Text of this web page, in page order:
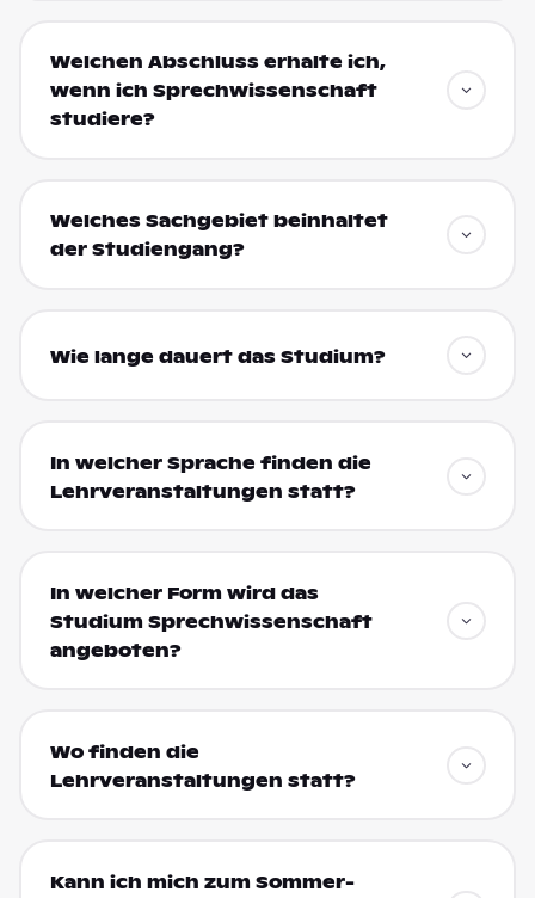
Welchen Abschluss erhalte ich,
wenn ich Sprechwissenschaft
studiere?
Welches Sachgebiet beinhaltet
der Studiengang?
Wie lange dauert das Studium?
In welcher Sprache finden die
Lehrveranstaltungen statt?
In welcher Form wird das
Studium Sprechwissenschaft
angeboten?
Wo finden die
Lehrveranstaltungen statt?
Kann ich mich zum Sommer-